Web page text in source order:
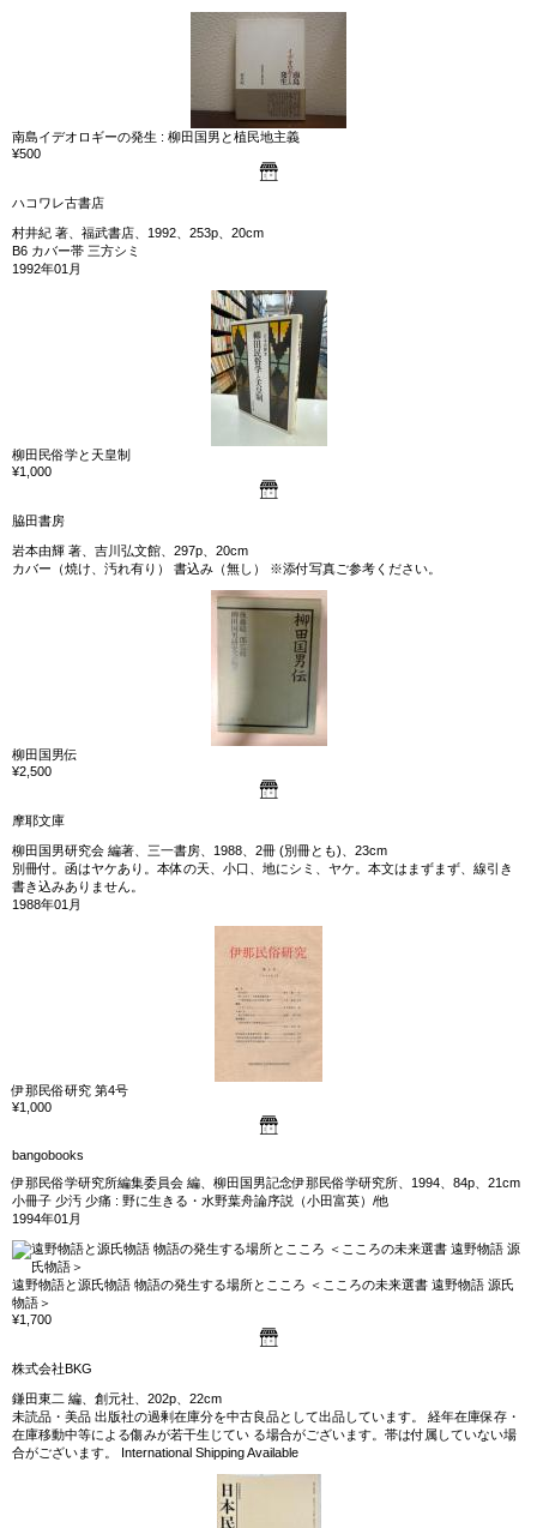
南島イデオロギーの発生 : 柳田国男と植民地主義
¥500
ハコワレ古書店
村井紀 著、福武書店、1992、253p、20cm
B6 カバー帯 三方シミ
1992年01月
柳田民俗学と天皇制
¥1,000
脇田書房
岩本由輝 著、吉川弘文館、297p、20cm
カバー（焼け、汚れ有り） 書込み（無し） ※添付写真ご参考ください。
柳田国男伝
¥2,500
摩耶文庫
柳田国男研究会 編著、三一書房、1988、2冊 (別冊とも)、23cm
別冊付。函はヤケあり。本体の天、小口、地にシミ、ヤケ。本文はまずまず、線引き
書き込みありません。
1988年01月
伊那民俗研究 第4号
¥1,000
bangobooks
伊那民俗学研究所編集委員会 編、柳田国男記念伊那民俗学研究所、1994、84p、21cm
小冊子 少汚 少痛 : 野に生きる・水野葉舟論序説（小田富英）/他
1994年01月
遠野物語と源氏物語 物語の発生する場所とこころ ＜こころの未来選書 遠野物語 源氏
物語＞
¥1,700
株式会社BKG
鎌田東二 編、創元社、202p、22cm
未読品・美品 出版社の過剰在庫分を中古良品として出品しています。 経年在庫保存・
在庫移動中等による傷みが若干生じてい る場合がございます。帯は付属していない場
合がございます。 International Shipping Available